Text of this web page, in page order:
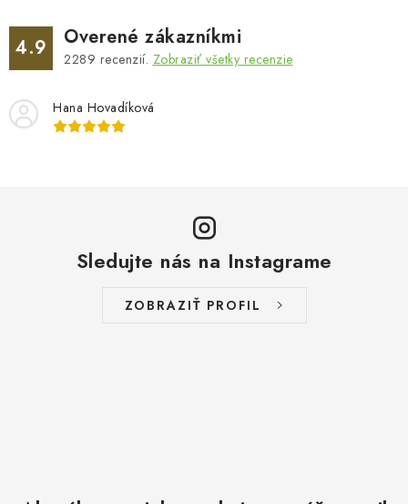
4.9 Overené zákazníkmi
2289 recenzií. Zobraziť všetky recenzie
Hana Hovadíková
Sledujte nás na Instagrame
ZOBRAZIŤ PROFIL